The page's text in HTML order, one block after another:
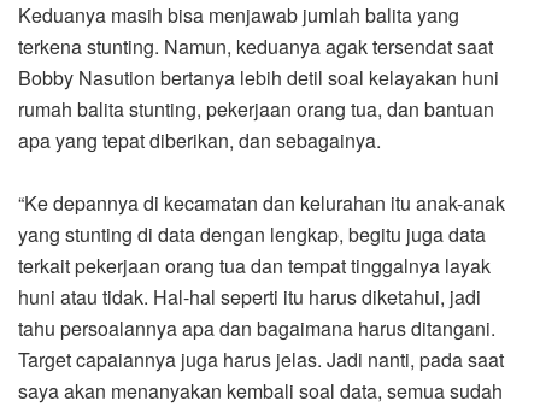
Keduanya masih bisa menjawab jumlah balita yang
terkena stunting. Namun, keduanya agak tersendat saat
Bobby Nasution bertanya lebih detil soal kelayakan huni
rumah balita stunting, pekerjaan orang tua, dan bantuan
apa yang tepat diberikan, dan sebagainya.
“Ke depannya di kecamatan dan kelurahan itu anak-anak
yang stunting di data dengan lengkap, begitu juga data
terkait pekerjaan orang tua dan tempat tinggalnya layak
huni atau tidak. Hal-hal seperti itu harus diketahui, jadi
tahu persoalannya apa dan bagaimana harus ditangani.
Target capaiannya juga harus jelas. Jadi nanti, pada saat
saya akan menanyakan kembali soal data, semua sudah